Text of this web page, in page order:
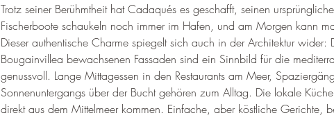
Trotz seiner Berühmtheit hat Cadaqués es geschafft, seinen
Fischerboote schaukeln noch immer im Hafen, und am Morgen kann
Dieser authentische Charme spiegelt sich auch in der Architektur
Bougainvillea bewachsenen Fassaden sind ein Sinnbild für die
genussvoll. Lange Mittagessen in den Restaurants am Meer,
Sonnenuntergangs über der Bucht gehören zum Alltag. Die lokale
direkt aus dem Mittelmeer kommen. Einfache, aber köstliche Gerichte,